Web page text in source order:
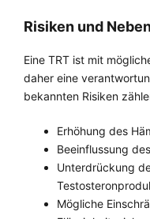
Risiken und
Eine TRT ist mit
daher eine
bekannten Risiken
Erhöhung des
Beeinflussung
Unterdrückung
Mögliche